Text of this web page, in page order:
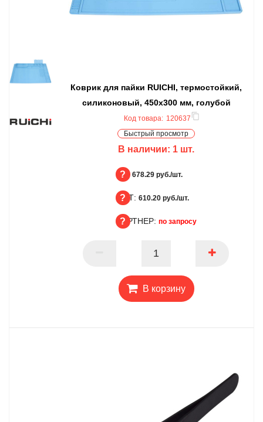
Коврик для пайки RUICHI, термостойкий,
силиконовый, 450x300 мм, голубой
Код товара: 120637
Быстрый просмотр
В наличии: 1 шт.
БЦ: 678.29 руб./шт.
ОПТ: 610.20 руб./шт.
ПАРТНЕР: по запросу
В корзину